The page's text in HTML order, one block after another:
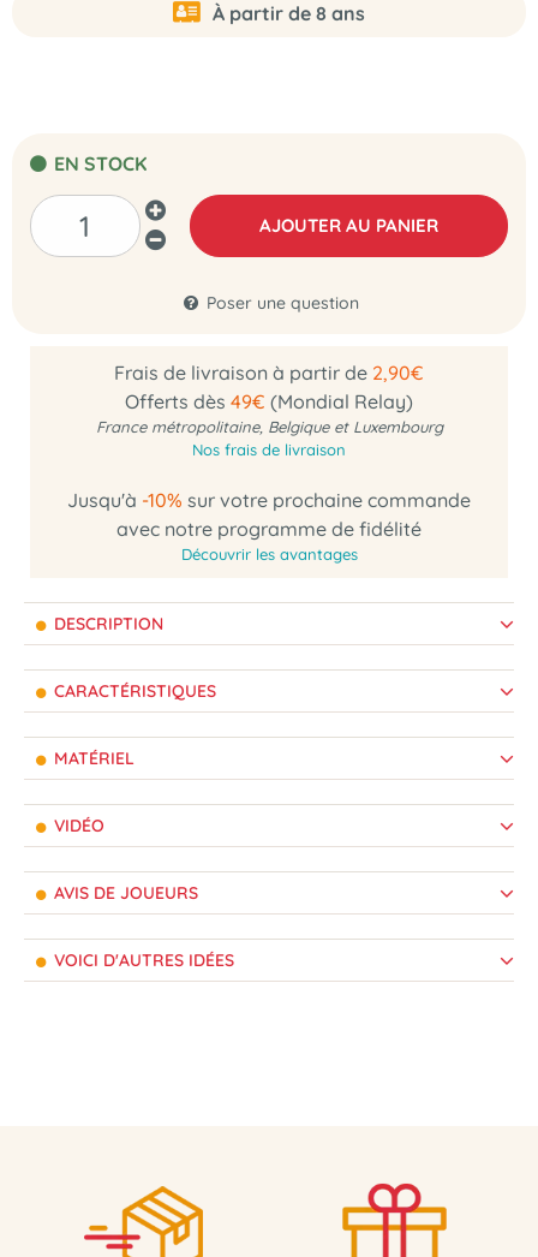
À partir de 8 ans
EN STOCK
AJOUTER AU PANIER
Poser une question
Frais de livraison à partir de 2,90€
Offerts dès 49€ (Mondial Relay)
France métropolitaine, Belgique et Luxembourg
Nos frais de livraison
Jusqu'à -10% sur votre prochaine commande
avec notre programme de fidélité
Découvrir les avantages
DESCRIPTION
CARACTÉRISTIQUES
MATÉRIEL
VIDÉO
AVIS DE JOUEURS
VOICI D'AUTRES IDÉES